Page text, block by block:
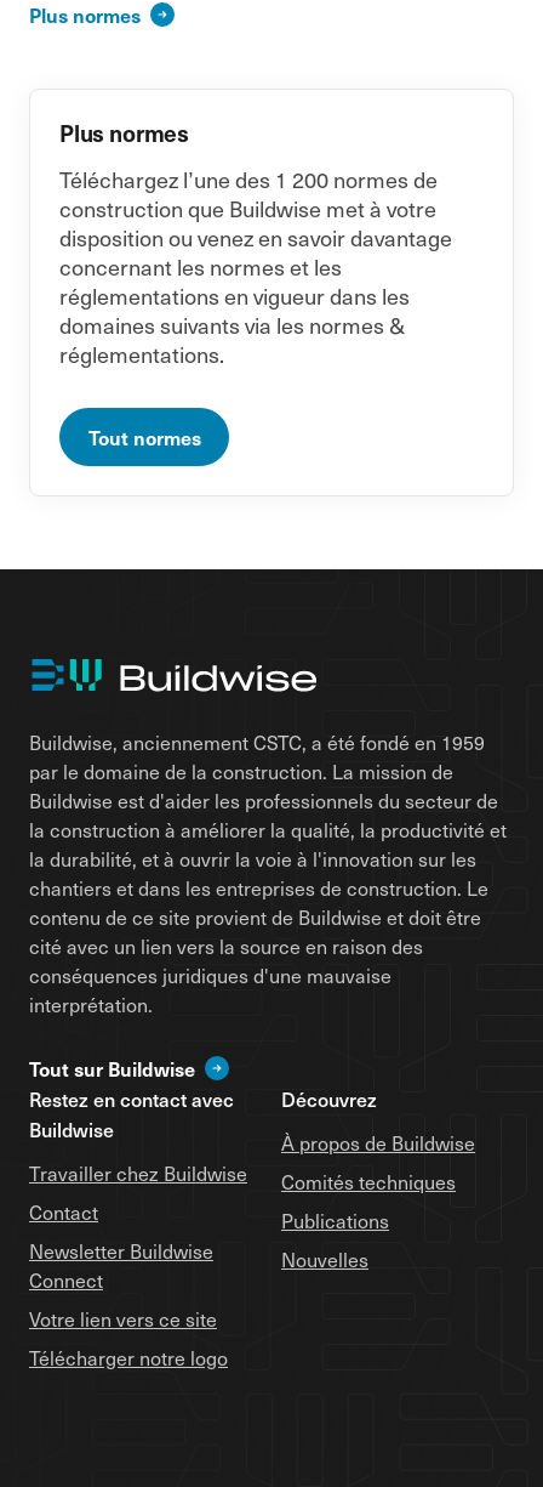
Plus normes
Plus normes
Téléchargez l’une des 1 200 normes de
construction que Buildwise met à votre
disposition ou venez en savoir davantage
concernant les normes et les
réglementations en vigueur dans les
domaines suivants via les normes &
réglementations.
Tout normes
Buildwise, anciennement CSTC, a été fondé en 1959
par le domaine de la construction. La mission de
Buildwise est d'aider les professionnels du secteur de
la construction à améliorer la qualité, la productivité et
la durabilité, et à ouvrir la voie à l'innovation sur les
chantiers et dans les entreprises de construction. Le
contenu de ce site provient de Buildwise et doit être
cité avec un lien vers la source en raison des
conséquences juridiques d'une mauvaise
interprétation.
Tout sur Buildwise
Restez en contact avec
Buildwise
Travailler chez Buildwise
Contact
Newsletter Buildwise
Connect
Votre lien vers ce site
Télécharger notre logo
Découvrez
À propos de Buildwise
Comités techniques
Publications
Nouvelles